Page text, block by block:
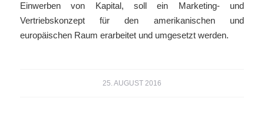
Einwerben von Kapital, soll ein Marketing- und
Vertriebskonzept für den amerikanischen und
europäischen Raum erarbeitet und umgesetzt werden.
25. AUGUST 2016